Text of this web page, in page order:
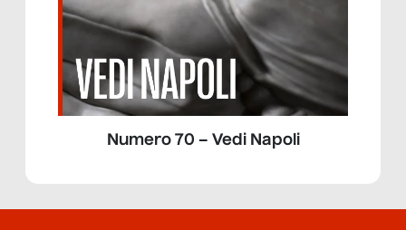
Numero 70 – Vedi Napoli